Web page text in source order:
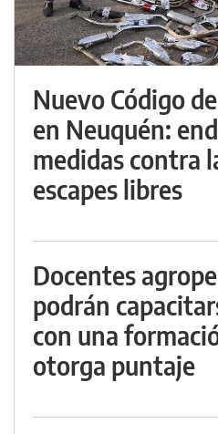
Nuevo Código
en Neuquén:
medidas contra
escapes libres
Docentes
podrán
con una
otorga puntaje